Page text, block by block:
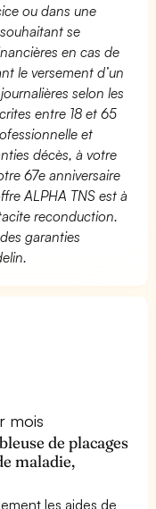
ou dans une
se
en cas de
le versement d’un
selon les
entre 18 et 65
et
décès, à votre
67e anniversaire
ALPHA TNS est à
reconduction.
garanties
mois
de placages
maladie,
les aides de